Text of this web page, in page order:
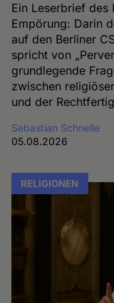
Ein Leserbrief
Empörung: Darin
auf den Berliner
spricht von
grundlegende
zwischen
und der
Sebastian Schnelle
05.08.2026
RELIGIONEN